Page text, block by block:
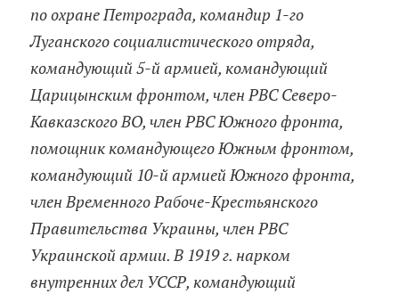
по охране Петрограда, командир 1-го
Луганского социалистического отряда,
командующий 5-й армией, командующий
Царицынским фронтом, член РВС Северо-
Кавказского ВО, член РВС Южного фронта,
помощник командующего Южным фронтом,
командующий 10-й армией Южного фронта,
член Временного Рабоче-Крестьянского
Правительства Украины, член РВС
Украинской армии. В 1919 г. нарком
внутренних дел УССР, командующий